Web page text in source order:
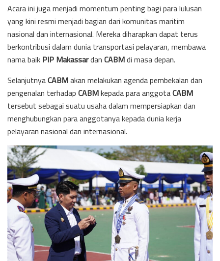
Acara ini juga menjadi momentum penting bagi para lulusan
yang kini resmi menjadi bagian dari komunitas maritim
nasional dan internasional. Mereka diharapkan dapat terus
berkontribusi dalam dunia transportasi pelayaran, membawa
nama baikPIP MakassardanCABMdi masa depan.
SelanjutnyaCABMakan melakukan agenda pembekalan dan
pengenalan terhadapCABMkepada para anggotaCABM
tersebut sebagai suatu usaha dalam mempersiapkan dan
menghubungkan para anggotanya kepada dunia kerja
pelayaran nasional dan internasional.